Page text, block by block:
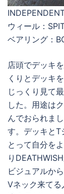
ウィール：
ベアリング：
店頭でデッキ
くりとデッキ
じっくり見て
した。用途は
んでおられま
す。デッキとT
とって自分を
り
ビジュアルか
Vネック来てる